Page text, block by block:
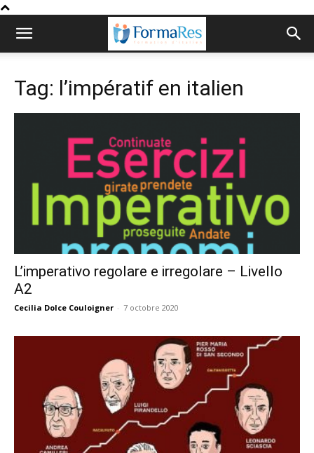
Tag: l’impératif en italien
L’imperativo regolare e irregolare – Livello
A2
Cecilia Dolce Couloigner - 7 octobre 2020